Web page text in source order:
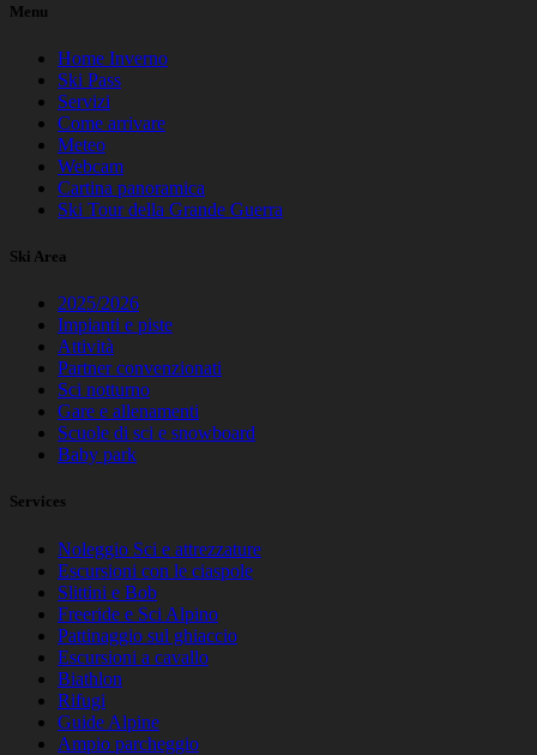
Menu
Home Inverno
Ski Pass
Servizi
Come arrivare
Meteo
Webcam
Cartina panoramica
Ski Tour della Grande Guerra
Ski Area
2025/2026
Impianti e piste
Attività
Partner convenzionati
Sci notturno
Gare e allenamenti
Scuole di sci e snowboard
Baby park
Services
Noleggio Sci e attrezzature
Escursioni con le ciaspole
Slittini e Bob
Freeride e Sci Alpino
Pattinaggio sul ghiaccio
Escursioni a cavallo
Biathlon
Rifugi
Guide Alpine
Ampio parcheggio